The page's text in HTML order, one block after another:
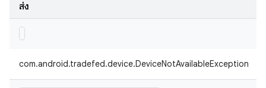
ส่ง
com.android.tradefed.device.DeviceNotAvailableException